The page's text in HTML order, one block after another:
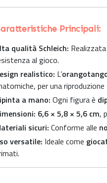
Principali:
qualità Schleich:
al gioco.
realistico: L’
per una riproduzione
a mano: Ogni figura è
6,6 × 5,8 × 5,6 cm,
sicuri: Conforme alle
versatile: Ideale come